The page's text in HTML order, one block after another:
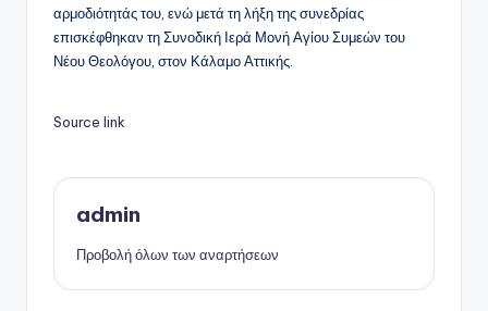
αρμοδιότητάς του, ενώ μετά τη λήξη της συνεδρίας
επισκέφθηκαν τη Συνοδική Ιερά Μονή Αγίου Συμεών του
Νέου Θεολόγου, στον Κάλαμο Αττικής.
Source link
admin
Προβολή όλων των αναρτήσεων